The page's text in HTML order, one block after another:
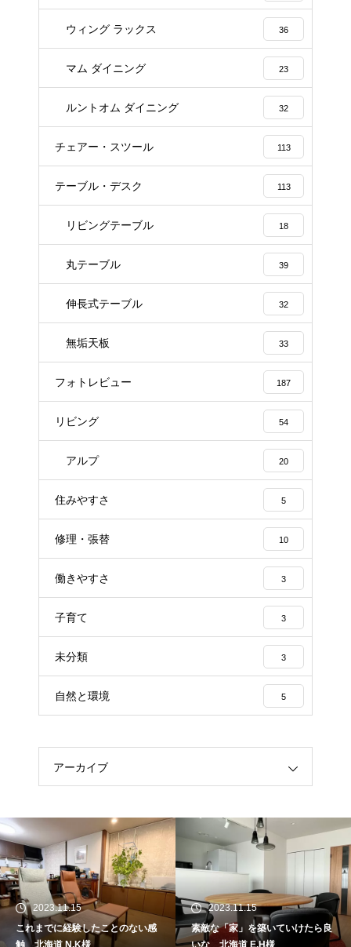
ウィング ラックス 36
マム ダイニング 23
ルントオム ダイニング 32
チェアー・スツール 113
テーブル・デスク 113
リビングテーブル 18
丸テーブル 39
伸長式テーブル 32
無垢天板 33
フォトレビュー 187
リビング 54
アルプ 20
住みやすさ 5
修理・張替 10
働きやすさ 3
子育て 3
未分類 3
自然と環境 5
アーカイブ
2023.11.15
これまでに経験したことのない感
触 北海道 N.K様
2023.11.15
素敵な「家」を築いていけたら良
いな 北海道 E.H様